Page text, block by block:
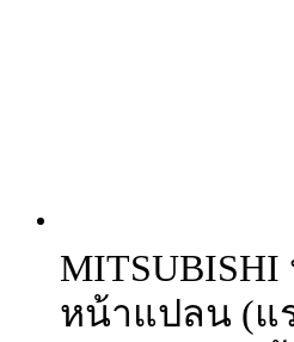
หน้าแปลน (แ